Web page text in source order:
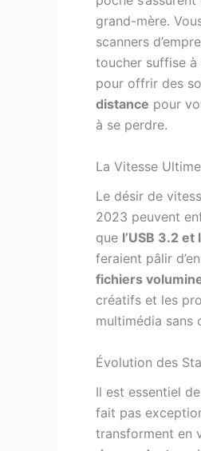
grand-mère.
scanners
toucher suffise à
pour offrir des
distance pour
à se perdre.
La Vitesse
Le désir de
2023 peuvent
que l’USB 3.2 et
feraient pâlir
fichiers
créatifs et les
multimédia sans
Évolution des
Il est essentiel
fait pas
transforment en